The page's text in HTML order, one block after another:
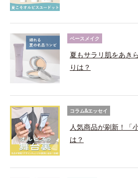
ベースメイク
夏もサラリ肌をあき
りは？
コラム&エッセイ
人気商品が刷新！「
は？